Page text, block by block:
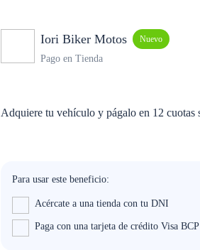
Iori Biker Motos Nuevo
Pago en Tienda
Adquiere tu vehículo y págalo en 12 cuotas
Para usar este beneficio:
Acércate a una tienda con tu DNI
Paga con una tarjeta de crédito Visa BCP